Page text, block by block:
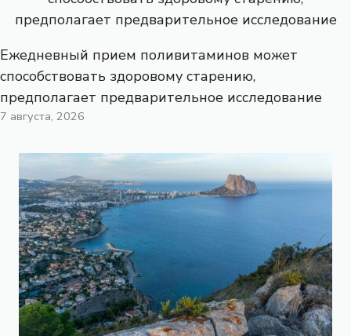
Ежедневный прием поливитаминов может
способствовать здоровому старению,
предполагает предварительное исследование
7 августа, 2026